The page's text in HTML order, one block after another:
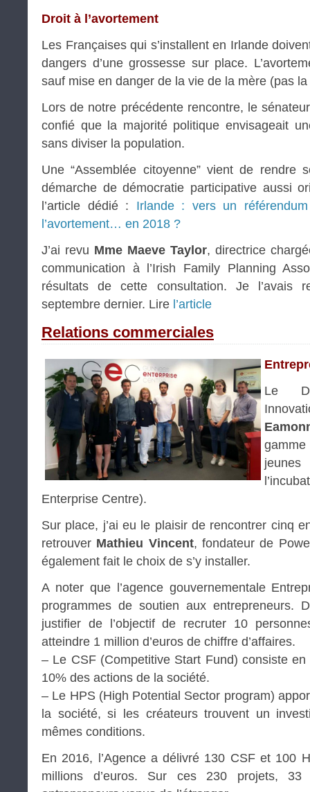
Droit à l’avortement
Les Françaises qui s’installent en Irlande
dangers d’une grossesse sur place.
sauf mise en danger de la vie de la mère (pas
Lors de notre précédente rencontre, le
confié que la majorité politique envisageait
sans diviser la population.
Une “Assemblée citoyenne” vient de rendre
démarche de démocratie participative aussi
l’article dédié : Irlande : vers un
l’avortement… en 2018 ?
J’ai revu Mme Maeve Taylor, directrice
communication à l’Irish Family Planning
résultats de cette consultation. Je l’avais
septembre dernier. Lire l’article
Relations commerciales
Le
Enterprise Centre).
Sur place, j’ai eu le plaisir de rencontrer cinq
retrouver Mathieu Vincent, fondateur de
également fait le choix de s’y installer.
A noter que l’agence gouvernementale
programmes de soutien aux entrepreneurs.
justifier de l’objectif de recruter 10
atteindre 1 million d’euros de chiffre d’affaires.
– Le CSF (Competitive Start Fund) consiste
10% des actions de la société.
– Le HPS (High Potential Sector program)
la société, si les créateurs trouvent un
mêmes conditions.
En 2016, l’Agence a délivré 130 CSF et 100
millions d’euros. Sur ces 230 projets,